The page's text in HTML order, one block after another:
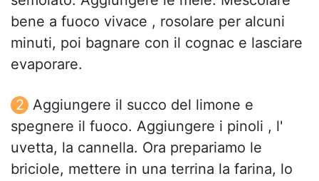
bene a fuoco vivace , rosolare per alcuni
minuti, poi bagnare con il cognac e lasciare
evaporare.
Aggiungere il succo del limone e
spegnere il fuoco. Aggiungere i pinoli , l'
uvetta, la cannella. Ora prepariamo le
briciole, mettere in una terrina la farina, lo